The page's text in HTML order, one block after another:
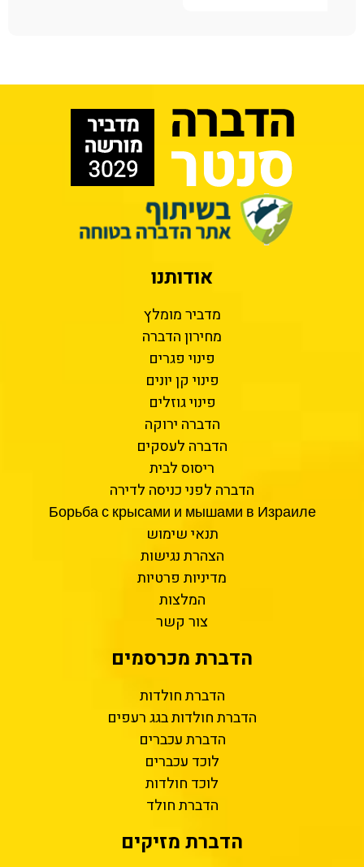
אודותנו
מדביר מומלץ
מחירון הדברה
פינוי פגרים
פינוי קן יונים
פינוי גוזלים
הדברה ירוקה
הדברה לעסקים
ריסוס לבית
הדברה לפני כניסה לדירה
Борьба с крысами и мышами в Израиле
תנאי שימוש
הצהרת נגישות
מדיניות פרטיות
המלצות
צור קשר
הדברת מכרסמים
הדברת חולדות
הדברת חולדות בגג רעפים
הדברת עכברים
לוכד עכברים
לוכד חולדות
הדברת חולד
הדברת מזיקים